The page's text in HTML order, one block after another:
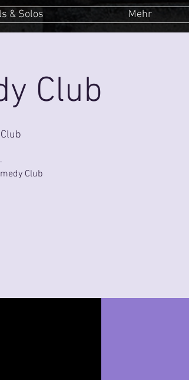
& Solos Mehr
Club
Club